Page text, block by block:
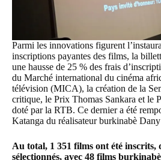
Parmi les innovations figurent
inscriptions payantes des films, la
une hausse de 25 % des frais
du Marché international du cinéma
télévision (MICA), la création de la
critique, le Prix Thomas Sankara et le
doté par la RTB. Ce dernier a été
Katanga du réalisateur burkinabè
Au total, 1 351 films ont été inscrits,
sélectionnés, avec 48 films